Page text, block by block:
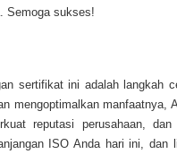
Semoga sukses!
sertifikat ini adalah langkah
mengoptimalkan manfaatnya,
reputasi perusahaan, dan
ISO Anda hari ini, dan